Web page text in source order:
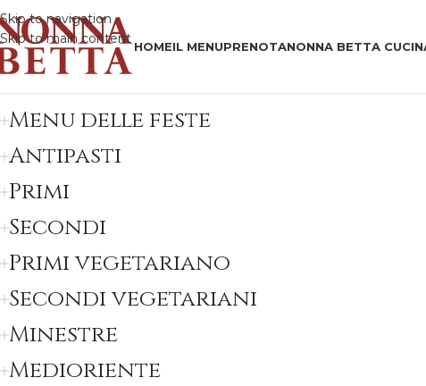
Skip to navigation
Skip to main content HOMEIL MENUPRENOTANONNA BETTA
Menu delle feste
Antipasti
Primi
Secondi
Primi vegetariano
Secondi vegetariani
Minestre
Medioriente